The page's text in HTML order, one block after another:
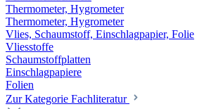
Thermometer, Hygrometer
Thermometer, Hygrometer
Vlies, Schaumstoff, Einschlagpapier, Folie
Vliesstoffe
Schaumstoffplatten
Einschlagpapiere
Folien
Zur Kategorie Fachliteratur